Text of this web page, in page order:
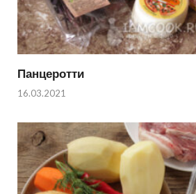
Панцеротти
16.03.2021